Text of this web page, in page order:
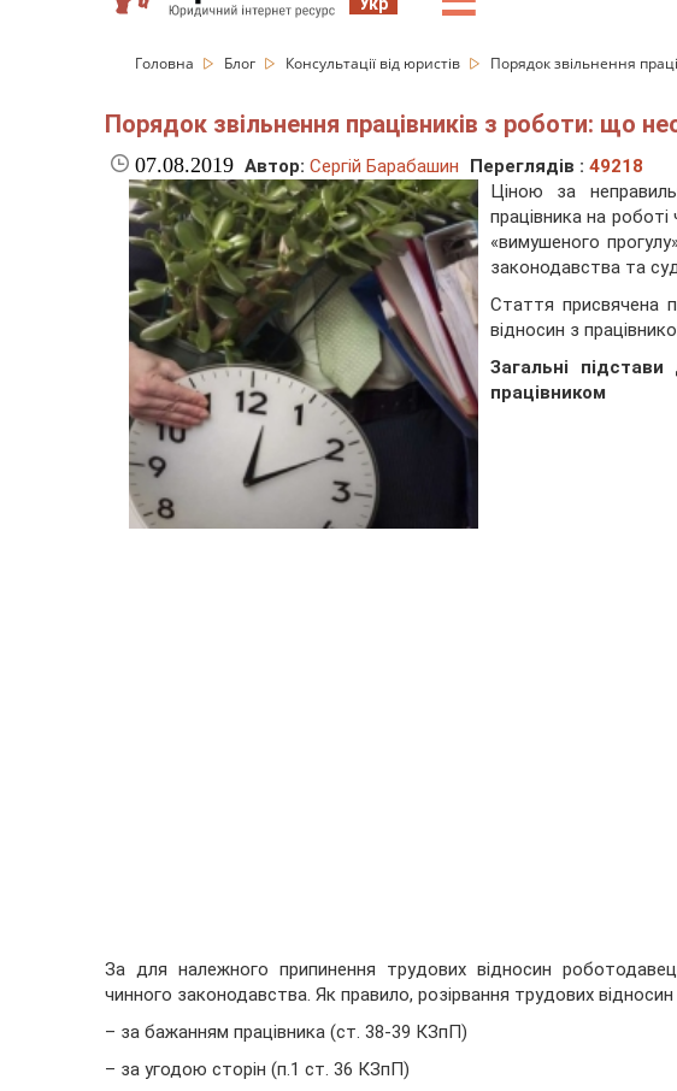
Головна Блог Консультації від юристів Порядок звільнення
Порядок звільнення працівників з роботи: що
07.08.2019 Автор: Сергій Барабашин Переглядів : 49218
Ціною за
працівника на
«вимушеного
законодавства та
Стаття присвячена
відносин з
Загальні
працівником
За для належного припинення трудових відносин
чинного законодавства. Як правило, розірвання трудових
– за бажанням працівника (ст. 38-39 КЗпП)
– за угодою сторін (п.1 ст. 36 КЗпП)